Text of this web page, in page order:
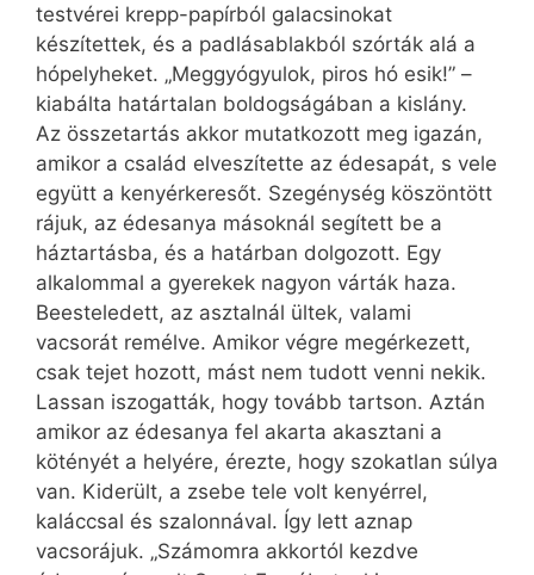
testvérei krepp-papírból galacsinokat
készítettek, és a padlásablakból szórták alá a
hópelyheket. „Meggyógyulok, piros hó esik!” –
kiabálta határtalan boldogságában a kislány.
Az összetartás akkor mutatkozott meg igazán,
amikor a család elveszítette az édesapát, s vele
együtt a kenyérkeresőt. Szegénység köszöntött
rájuk, az édesanya másoknál segített be a
háztartásba, és a határban dolgozott. Egy
alkalommal a gyerekek nagyon várták haza.
Beesteledett, az asztalnál ültek, valami
vacsorát remélve. Amikor végre megérkezett,
csak tejet hozott, mást nem tudott venni nekik.
Lassan iszogatták, hogy tovább tartson. Aztán
amikor az édesanya fel akarta akasztani a
kötényét a helyére, érezte, hogy szokatlan súlya
van. Kiderült, a zsebe tele volt kenyérrel,
kaláccsal és szalonnával. Így lett aznap
vacsorájuk. „Számomra akkortól kezdve